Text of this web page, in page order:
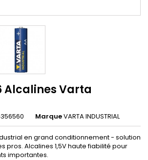
Alcalines Varta
MarqueVARTA INDUSTRIAL
en grand conditionnement - solution
pros. Alcalines 1,5V haute fiabilité pour
importantes.